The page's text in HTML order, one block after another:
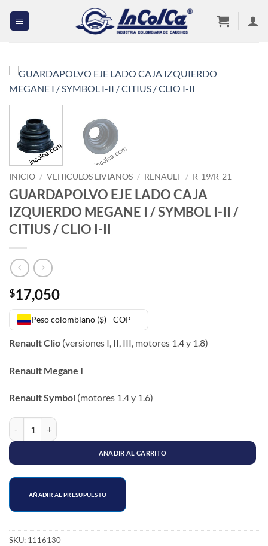
INICIO / VEHICULOS LIVIANOS / RENAULT / R-19/R-21
GUARDAPOLVO EJE LADO CAJA
IZQUIERDO MEGANE I / SYMBOL I-II /
CITIUS / CLIO I-II
$17,050
Peso colombiano ($) - COP
Renault Clio (versiones I, II, III, motores 1.4 y 1.8)
Renault Megane I
Renault Symbol (motores 1.4 y 1.6)
GUARDAPOLVO EJE LADO CAJA IZQUIERDO MEGANE I /
AÑADIR AL CARRITO
AÑADIR AL PRESUPUESTO
SKU: 1116130